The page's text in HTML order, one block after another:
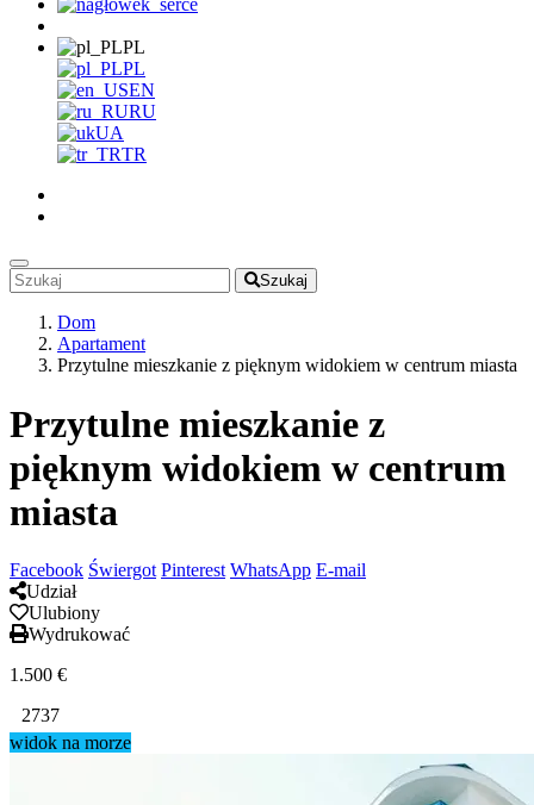
PL
PL
EN
RU
UA
TR
Szukaj
Dom
Apartament
Przytulne mieszkanie z pięknym widokiem w centrum miasta
Przytulne mieszkanie z
pięknym widokiem w centrum
miasta
Facebook Świergot Pinterest WhatsApp E-mail
Udział
Ulubiony
Wydrukować
1.500 €
2737
widok na morze